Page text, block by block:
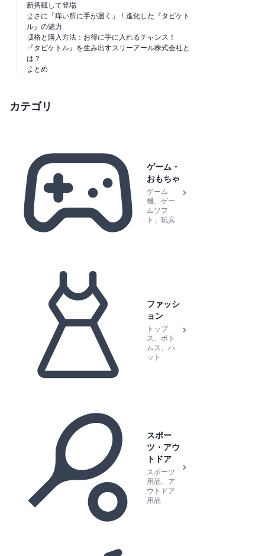
新搭載して登場
まさに「痒い所に手が届く」！進化した『タビケト
ル』の魅力
価格と購入方法：お得に手に入れるチャンス！
『タビケトル』を生み出すスリーアール株式会社と
は？
まとめ
カテゴリ
ゲーム・
おもちゃ
ゲーム
機、ゲー
ムソフ
ト、玩具
ファッシ
ョン
トップ
ス、ボト
ムス、ハ
ット
スポー
ツ・アウ
トドア
スポーツ
用品、ア
ウトドア
用品